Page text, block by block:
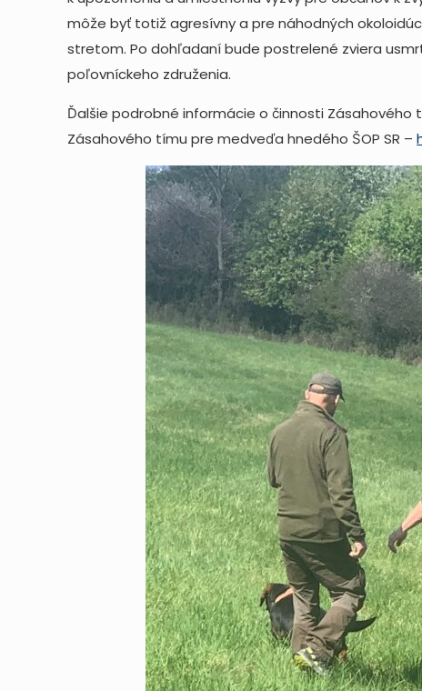
môže byť totiž agresívny a pre náhodných
stretom. Po dohľadaní bude postrelené zviera
poľovníckeho združenia.
Ďalšie podrobné informácie o činnosti Zásahového
Zásahového tímu pre medveďa hnedého ŠOP SR –